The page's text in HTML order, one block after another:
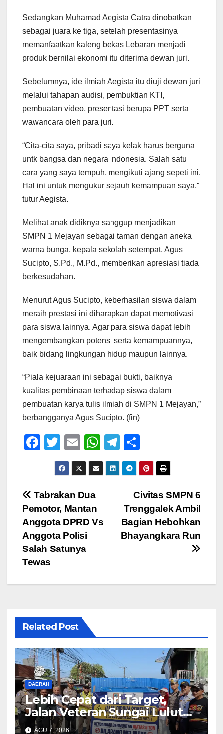
Sedangkan Muhamad Aegista Catra dinobatkan
sebagai juara ke tiga, setelah presentasinya
memanfaatkan kaleng bekas Lebaran menjadi
produk bernilai ekonomi itu diterima dewan juri.
Sebelumnya, ide ilmiah Aegista itu diuji dewan juri
melalui tahapan audisi, pembuktian KTI,
pembuatan video, presentasi berupa PPT serta
wawancara oleh para juri.
“Cita-cita saya, pribadi saya kelak harus berguna
untk bangsa dan negara Indonesia. Salah satu
cara yang saya tempuh, mengikuti ajang sepeti ini.
Hal ini untuk mengukur sejauh kemampuan saya,”
tutur Aegista.
Melihat anak didiknya sanggup menjadikan
SMPN 1 Mejayan sebagai taman dengan aneka
warna bunga, kepala sekolah setempat, Agus
Sucipto, S.Pd., M.Pd., memberikan apresiasi tiada
berkesudahan.
Menurut Agus Sucipto, keberhasilan siswa dalam
meraih prestasi ini diharapkan dapat memotivasi
para siswa lainnya. Agar para siswa dapat lebih
mengembangkan potensi serta kemampuannya,
baik bidang lingkungan hidup maupun lainnya.
“Piala kejuaraan ini sebagai bukti, baiknya
kualitas pembinaan terhadap siswa dalam
pembuatan karya tulis ilmiah di SMPN 1 Mejayan,”
berbangganya Agus Sucipto. (fin)
F
e
b
o
o
k
T
wi
tt
er
E
m
ail
W
h
at
p
T
el
e
gr
a
m
h
ar
e
Navigasi
pos
Civitas SMPN 6
Trenggalek Ambil
Bagian Hebohkan
Bhayangkara Run
Tabrakan Dua
Pemotor, Mantan
Anggota DPRD Vs
Anggota Polisi
Salah Satunya
Tewas
Related Post
DAERAH
Lebih Cepat dari Target,
Jalan Veteran Sungai Lulut
Dibuka
AGU 7, 2026